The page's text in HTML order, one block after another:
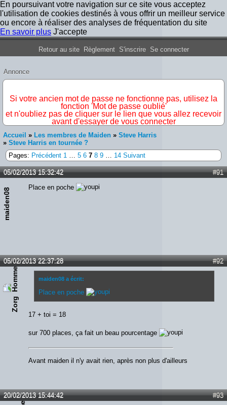
En poursuivant votre navigation sur ce site vous acceptez
l'utilisation de cookies destinés à vous offrir un meilleur service
ou encore à réaliser des analyses de fréquentation du site
En savoir plus J'accepte
Forum Iron Maiden France
Retour au site Règlement S'inscrire Se connecter
Annonce
Si votre ancien mot de passe ne fonctionne pas, utilisez la
fonction 'Mot de passe oublié'
et n'oubliez pas de cliquer sur le lien que vous allez recevoir
avant d'essayer de vous connecter
Accueil » Les membres de Maiden » Steve Harris
» Steve Harris en tournée ?
Pages: Précédent 1 … 5 6 7 8 9 … 14 Suivant
#91
05/02/2013 15:32:42
maiden08 Place en poche
#92
05/02/2013 22:37:28
Zorg
maiden08 a écrit:
Place en poche
17 + toi = 18
sur 700 places, ça fait un beau pourcentage
Avant maiden il n'y avait rien, après non plus d'ailleurs
#93
20/02/2013 15:44:42